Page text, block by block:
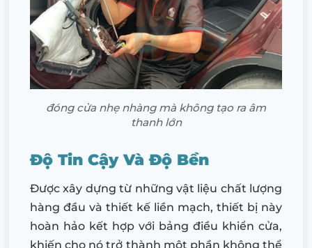
đóng cửa nhẹ nhàng mà không tạo ra âm
thanh lớn
Độ Tin Cậy Và Độ Bền
Được xây dựng từ những vật liệu chất lượng
hàng đầu và thiết kế liền mạch, thiết bị này
hoàn hảo kết hợp với bảng điều khiển cửa,
khiến cho nó trở thành một phần không thể